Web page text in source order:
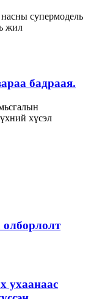
супермодель
жил
бадраая.
хүсэл
ухаанаас